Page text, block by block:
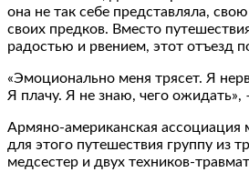
она не так себе представляла,
своих предков. Вместо
радостью и рвением, этот отъезд
«Эмоционально меня трясет. Я
Я плачу. Я не знаю, чего ожидать»,
Армяно-американская ассоциация
для этого путешествия группу из
медсестер и двух техников-